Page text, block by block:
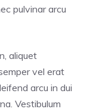
pulvinar arcu
aliquet
vel erat
arcu in dui
Vestibulum